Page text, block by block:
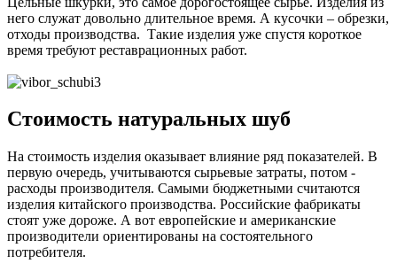
него служат довольно длительное время. А кусочки – обрезки,
отходы производства. Такие изделия уже спустя короткое
время требуют реставрационных работ.
Стоимость натуральных шуб
На стоимость изделия оказывает влияние ряд показателей. В
первую очередь, учитываются сырьевые затраты, потом -
расходы производителя. Самыми бюджетными считаются
изделия китайского производства. Российские фабрикаты
стоят уже дороже. А вот европейские и американские
производители ориентированы на состоятельного
потребителя.